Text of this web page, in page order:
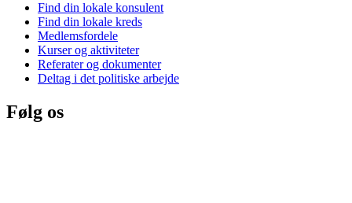
Find din lokale konsulent
Find din lokale kreds
Medlemsfordele
Kurser og aktiviteter
Referater og dokumenter
Deltag i det politiske arbejde
Følg os